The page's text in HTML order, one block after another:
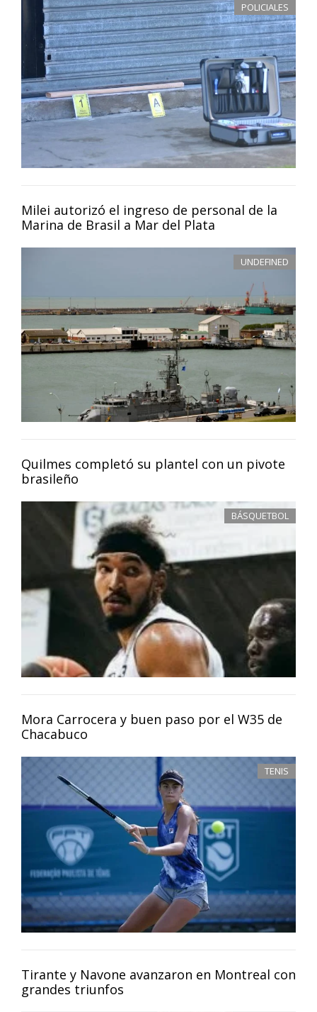
POLICIALES
Milei autorizó el ingreso de personal de la
Marina de Brasil a Mar del Plata
UNDEFINED
Quilmes completó su plantel con un pivote
brasileño
BÁSQUETBOL
Mora Carrocera y buen paso por el W35 de
Chacabuco
TENIS
Tirante y Navone avanzaron en Montreal con
grandes triunfos